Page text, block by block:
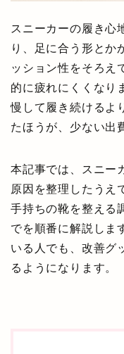
スニーカーの履き心
り、足に合う形とか
ッション性をそろえ
的に疲れにくくなり
慢して履き続けるよ
たほうが、少ない出
本記事では、スニー
原因を整理したうえ
手持ちの靴を整える
でを順番に解説しま
いる人でも、改善グ
るようになります。